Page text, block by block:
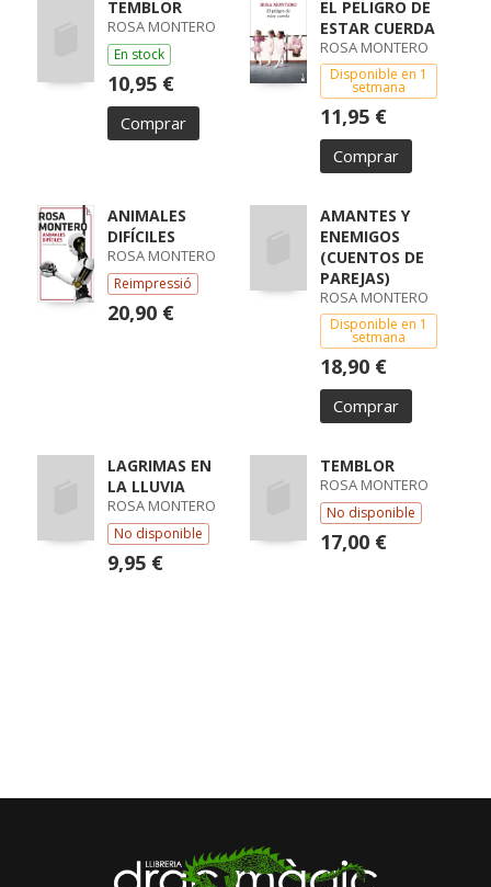
TEMBLOR
ROSA MONTERO
En stock
10,95 €
Comprar
EL PELIGRO DE
ESTAR CUERDA
ROSA MONTERO
Disponible en 1
setmana
11,95 €
Comprar
ANIMALES
DIFÍCILES
ROSA MONTERO
Reimpressió
20,90 €
AMANTES Y
ENEMIGOS
(CUENTOS DE
PAREJAS)
ROSA MONTERO
Disponible en 1
setmana
18,90 €
Comprar
LAGRIMAS EN
LA LLUVIA
ROSA MONTERO
No disponible
9,95 €
TEMBLOR
ROSA MONTERO
No disponible
17,00 €